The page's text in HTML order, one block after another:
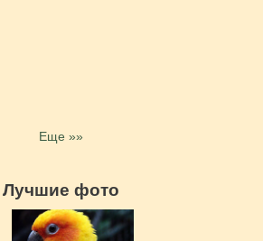
Еще »»
Лучшие фото